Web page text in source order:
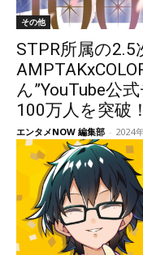
その他
STPR所属の
ん”YouTube公
100万人を突破
エンタメNOW 編集部 - 2024